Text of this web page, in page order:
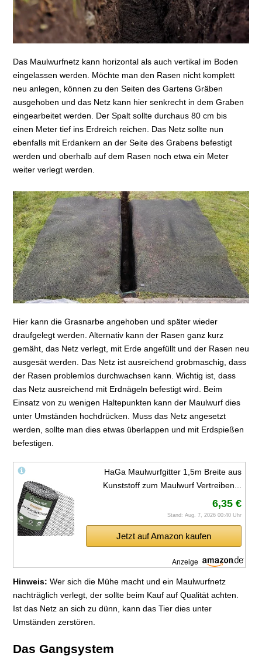
Das Maulwurfnetz kann horizontal als auch vertikal im Boden
eingelassen werden. Möchte man den Rasen nicht komplett
neu anlegen, können zu den Seiten des Gartens Gräben
ausgehoben und das Netz kann hier senkrecht in dem Graben
eingearbeitet werden. Der Spalt sollte durchaus 80 cm bis
einen Meter tief ins Erdreich reichen. Das Netz sollte nun
ebenfalls mit Erdankern an der Seite des Grabens befestigt
werden und oberhalb auf dem Rasen noch etwa ein Meter
weiter verlegt werden.
Hier kann die Grasnarbe angehoben und später wieder
draufgelegt werden. Alternativ kann der Rasen ganz kurz
gemäht, das Netz verlegt, mit Erde angefüllt und der Rasen neu
ausgesät werden. Das Netz ist ausreichend grobmaschig, dass
der Rasen problemlos durchwachsen kann. Wichtig ist, dass
das Netz ausreichend mit Erdnägeln befestigt wird. Beim
Einsatz von zu wenigen Haltepunkten kann der Maulwurf dies
unter Umständen hochdrücken. Muss das Netz angesetzt
werden, sollte man dies etwas überlappen und mit Erdspießen
befestigen.
HaGa Maulwurfgitter 1,5m Breite aus
Kunststoff zum Maulwurf Vertreiben...
6,35 €
Stand: Aug. 7, 2026 00:40 Uhr
Jetzt auf Amazon kaufen
Anzeige
Hinweis: Wer sich die Mühe macht und ein Maulwurfnetz
nachträglich verlegt, der sollte beim Kauf auf Qualität achten.
Ist das Netz an sich zu dünn, kann das Tier dies unter
Umständen zerstören.
Das Gangsystem